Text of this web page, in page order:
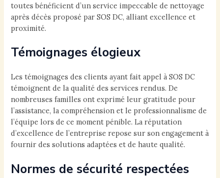
toutes bénéficient d’un service impeccable de nettoyage
après décès proposé par SOS DC, alliant excellence et
proximité.
Témoignages élogieux
Les témoignages des clients ayant fait appel à SOS DC
témoignent de la qualité des services rendus. De
nombreuses familles ont exprimé leur gratitude pour
l’assistance, la compréhension et le professionnalisme de
l’équipe lors de ce moment pénible. La réputation
d’excellence de l’entreprise repose sur son engagement à
fournir des solutions adaptées et de haute qualité.
Normes de sécurité respectées